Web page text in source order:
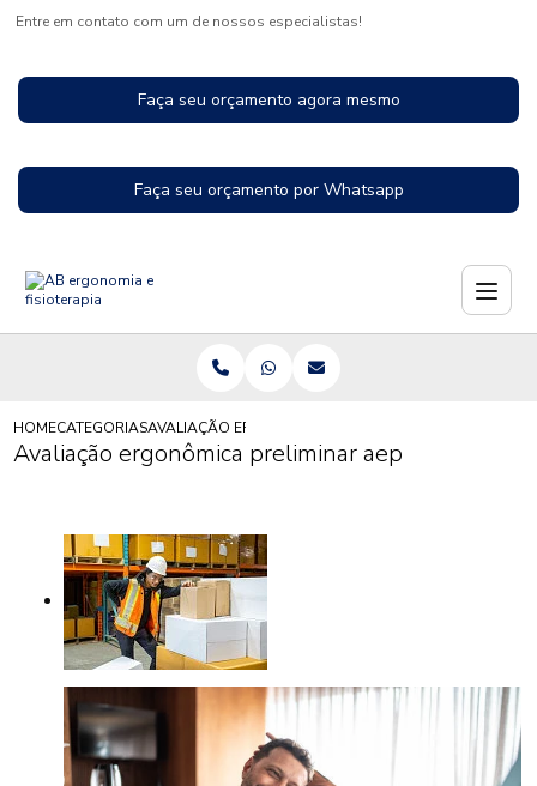
Entre em contato com um de nossos especialistas!
Faça seu orçamento agora mesmo
Faça seu orçamento por Whatsapp
HOMECATEGORIASAVALIAÇÃO ERGONÔMICA PRELIMINAR AEP
Avaliação ergonômica preliminar aep